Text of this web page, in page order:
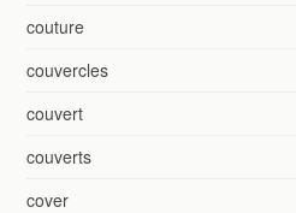
couture
couvercles
couvert
couverts
cover